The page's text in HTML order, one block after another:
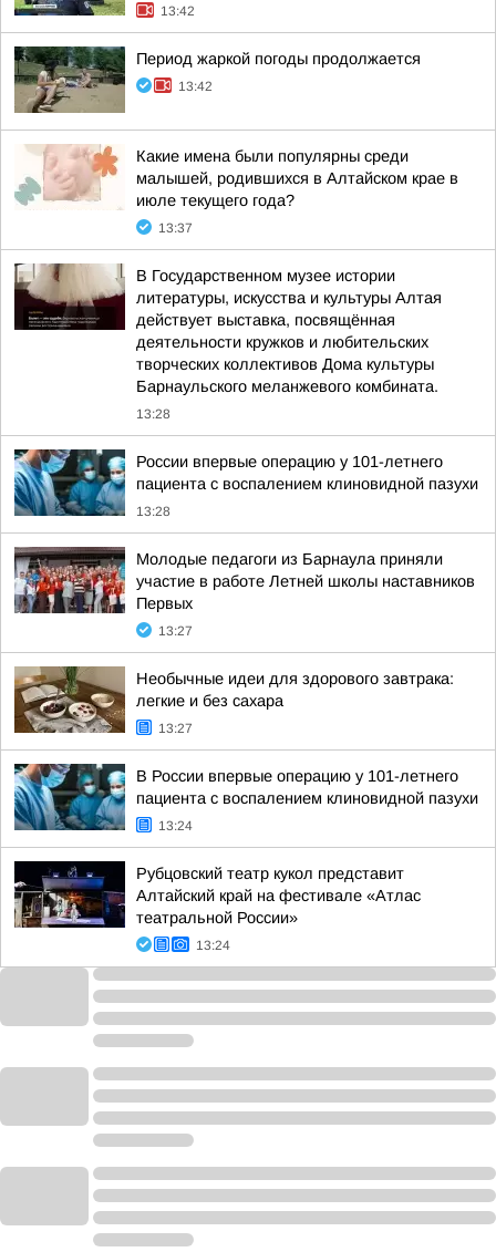
13:42
Период жаркой погоды продолжается
13:42
Какие имена были популярны среди
малышей, родившихся в Алтайском крае в
июле текущего года?
13:37
В Государственном музее истории
литературы, искусства и культуры Алтая
действует выставка, посвящённая
деятельности кружков и любительских
творческих коллективов Дома культуры
Барнаульского меланжевого комбината.
13:28
России впервые операцию у 101-летнего
пациента с воспалением клиновидной пазухи
13:28
Молодые педагоги из Барнаула приняли
участие в работе Летней школы наставников
Первых
13:27
Необычные идеи для здорового завтрака:
легкие и без сахара
13:27
В России впервые операцию у 101-летнего
пациента с воспалением клиновидной пазухи
13:24
Рубцовский театр кукол представит
Алтайский край на фестивале «Атлас
театральной России»
13:24